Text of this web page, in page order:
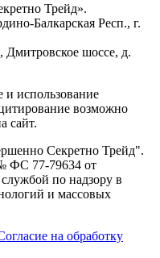
Трейд».
Балкарская Респ., г.
Дмитровское шоссе, д.
использование
возможно
сайт.
Секретно Трейд".
ФС 77-79634 от
по надзору в
и массовых
на обработку